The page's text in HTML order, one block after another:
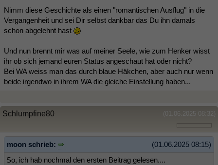
Nimm diese Geschichte als einen "romantischen Ausflug" in die
Vergangenheit und sei Dir selbst dankbar das Du ihn damals
schon abgelehnt hast
Und nun brennt mir was auf meiner Seele, wie zum Henker wisst
ihr ob sich jemand euren Status angeschaut hat oder nicht?
Bei WA weiss man das durch blaue Häkchen, aber auch nur wenn
beide irgendwo in ihrem WA die gleiche Einstellung haben...
(01.06.2025 08:32)
Schlumpfine80
(01.06.2025 08:15)
moon schrieb:
So, ich hab nochmal den ersten Beitrag gelesen....